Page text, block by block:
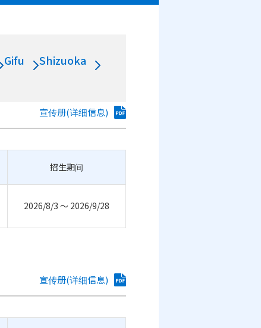
Gifu
Shizuoka
宣传册(详细信息)
招生期间
2026/8/3 ～ 2026/9/28
宣传册(详细信息)